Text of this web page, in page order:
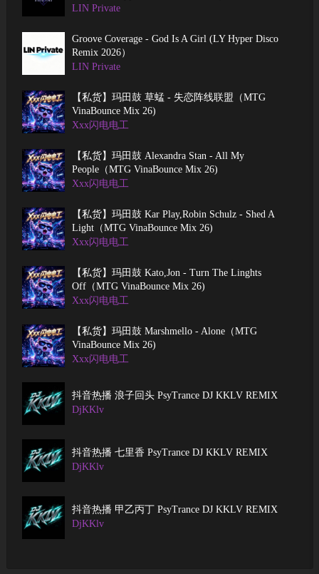
LIN Private
Groove Coverage - God Is A Girl (LY Hyper Disco
Remix 2026）
LIN Private
【私货】玛田鼓 草蜢 - 失恋阵线联盟（MTG
VinaBounce Mix 26)
Xxx闪电电工
【私货】玛田鼓 Alexandra Stan - All My
People（MTG VinaBounce Mix 26)
Xxx闪电电工
【私货】玛田鼓 Kar Play,Robin Schulz - Shed A
Light（MTG VinaBounce Mix 26)
Xxx闪电电工
【私货】玛田鼓 Kato,Jon - Turn The Linghts
Off（MTG VinaBounce Mix 26)
Xxx闪电电工
【私货】玛田鼓 Marshmello - Alone（MTG
VinaBounce Mix 26)
Xxx闪电电工
抖音热播 浪子回头 PsyTrance DJ KKLV REMIX
DjKKlv
抖音热播 七里香 PsyTrance DJ KKLV REMIX
DjKKlv
抖音热播 甲乙丙丁 PsyTrance DJ KKLV REMIX
DjKKlv